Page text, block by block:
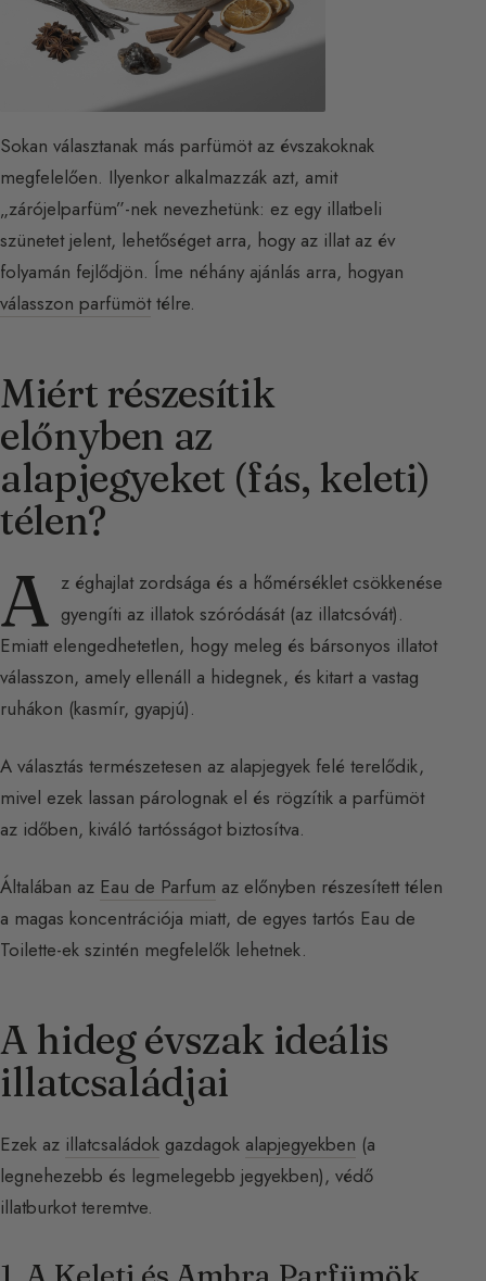
Sokan választanak más parfümöt az évszakoknak
megfelelően. Ilyenkor alkalmazzák azt, amit
„zárójelparfüm”-nek nevezhetünk: ez egy illatbeli
szünetet jelent, lehetőséget arra, hogy az illat az év
folyamán fejlődjön. Íme néhány ajánlás arra, hogyan
válasszon parfümöttélre.
Miért részesítik
előnyben az
alapjegyeket (fás, keleti)
télen?
A z éghajlat zordsága és a hőmérséklet csökkenése
gyengíti az illatok szóródását (az illatcsóvát).
Emiatt elengedhetetlen, hogy meleg és bársonyos illatot
válasszon, amely ellenáll a hidegnek, és kitart a vastag
ruhákon (kasmír, gyapjú).
A választás természetesen az alapjegyek felé terelődik,
mivel ezek lassan párolognak el és rögzítik a parfümöt
az időben, kiváló tartósságot biztosítva.
Általában az Eau de Parfum az előnyben részesített télen
a magas koncentrációja miatt, de egyes tartós Eau de
Toilette-ek szintén megfelelők lehetnek.
A hideg évszak ideális
illatcsaládjai
Ezek az illatcsaládok gazdagok alapjegyekben (a
legnehezebb és legmelegebb jegyekben), védő
illatburkot teremtve.